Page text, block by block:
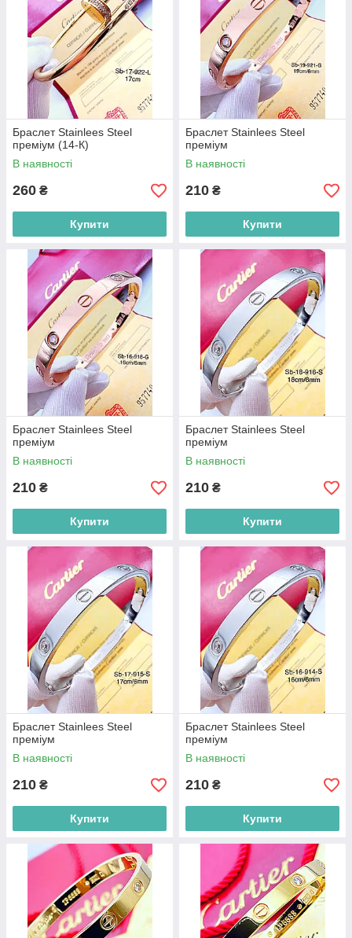
Браслет Stainlees Steel
преміум (14-К)
В наявності
260 ₴
Купити
Браслет Stainlees Steel
преміум
В наявності
210 ₴
Купити
Браслет Stainlees Steel
преміум
В наявності
210 ₴
Купити
Браслет Stainlees Steel
преміум
В наявності
210 ₴
Купити
Браслет Stainlees Steel
преміум
В наявності
210 ₴
Купити
Браслет Stainlees Steel
преміум
В наявності
210 ₴
Купити